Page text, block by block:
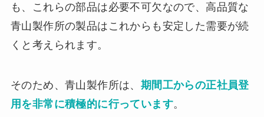
も、これらの部品は必要不可欠なので、高品質な
青山製作所の製品はこれからも安定した需要が続
くと考えられます。
そのため、青山製作所は、 期間工からの正社員登
用を非常に積極的に行っています。